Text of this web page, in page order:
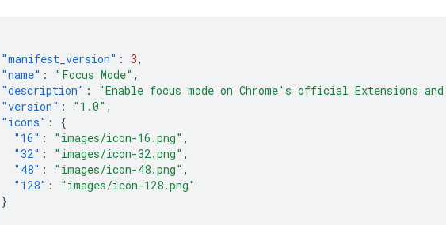
"manifest_version" : 3,
"name" : "Focus Mode" ,
"description" : "Enable focus mode on Chrome's official Extensions and
"version" : "1.0" ,
"icons" :
{
"16" : "images/icon-16.png" ,
"32" : "images/icon-32.png" ,
"48" : "images/icon-48.png" ,
"128" :
"images/icon-128.png"
}